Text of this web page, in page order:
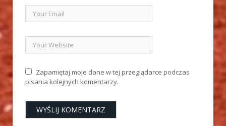
Zapamiętaj moje dane w tej przeglądarce podczas
pisania kolejnych komentarzy.